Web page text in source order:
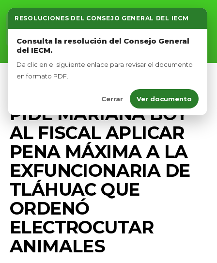
RESOLUCIONES DEL CONSEJO GENERAL DEL IECM
Consulta la resolución del Consejo General
del IECM.
Da clic en el siguiente enlace para revisar el documento
en formato PDF.
Cerrar Ver documento
Inicio
Nosotros
Afíliate
PIDE MARIANA BOY
AL FISCAL APLICAR
PENA MÁXIMA A LA
EXFUNCIONARIA DE
TLÁHUAC QUE
ORDENÓ
ELECTROCUTAR
ANIMALES